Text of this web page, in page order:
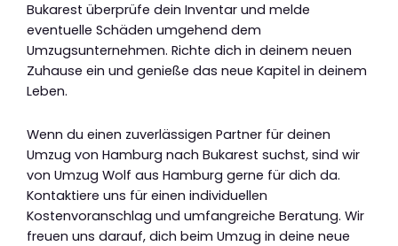
Bukarest überprüfe dein Inventar und melde
eventuelle Schäden umgehend dem
Umzugsunternehmen. Richte dich in deinem neuen
Zuhause ein und genieße das neue Kapitel in deinem
Leben.
Wenn du einen zuverlässigen Partner für deinen
Umzug von Hamburg nach Bukarest suchst, sind wir
von Umzug Wolf aus Hamburg gerne für dich da.
Kontaktiere uns für einen individuellen
Kostenvoranschlag und umfangreiche Beratung. Wir
freuen uns darauf, dich beim Umzug in deine neue